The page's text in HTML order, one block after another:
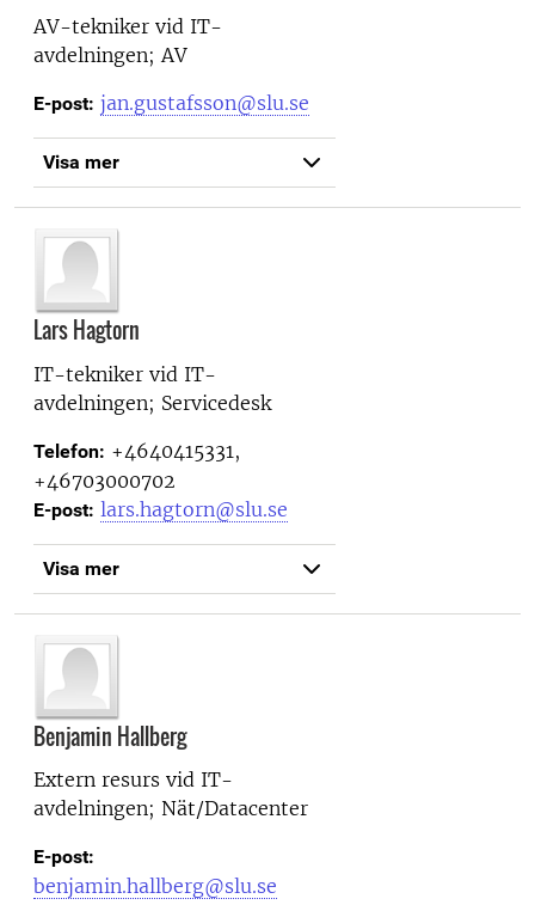
AV-tekniker vid IT-
avdelningen; AV
E-post: jan.gustafsson@slu.se
Visa mer
Lars Hagtorn
IT-tekniker vid IT-
avdelningen; Servicedesk
Telefon: +4640415331,
+46703000702
E-post: lars.hagtorn@slu.se
Visa mer
Benjamin Hallberg
Extern resurs vid IT-
avdelningen; Nät/Datacenter
E-post:
benjamin.hallberg@slu.se